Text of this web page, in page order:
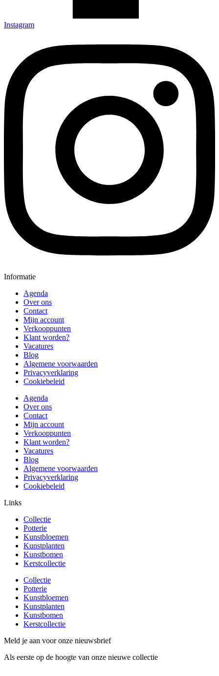
Instagram
Informatie
Agenda
Over ons
Contact
Mijn account
Verkooppunten
Klant worden?
Vacatures
Blog
Algemene voorwaarden
Privacyverklaring
Cookiebeleid
Agenda
Over ons
Contact
Mijn account
Verkooppunten
Klant worden?
Vacatures
Blog
Algemene voorwaarden
Privacyverklaring
Cookiebeleid
Links
Collectie
Potterie
Kunstbloemen
Kunstplanten
Kunstbomen
Kerstcollectie
Collectie
Potterie
Kunstbloemen
Kunstplanten
Kunstbomen
Kerstcollectie
Meld je aan voor onze nieuwsbrief
Als eerste op de hoogte van onze nieuwe collectie